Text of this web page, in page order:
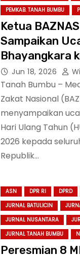
PEMKAB. TANAH BUMBU
Ketua
Sampaikan
Bhayangkara
Dedikasi Polri
Masyarakat
Jun 18, 2026
Tanah Bumbu –
Zakat Nasional
menyampaikan
Hari Ulang Tahun
2026 kepada
Republik…
ASN DPR RI DPRD
JURNAL BATULICIN
JURNAL NUSANTARA
JURNAL TANAH BUMBU
Peresmian 8